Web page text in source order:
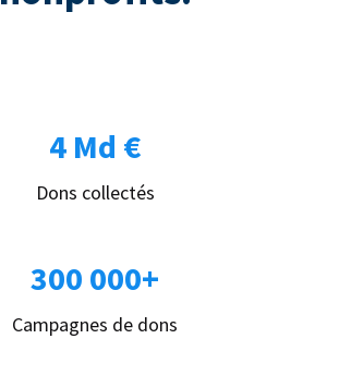
4 Md €
Dons collectés
300 000+
Campagnes de dons